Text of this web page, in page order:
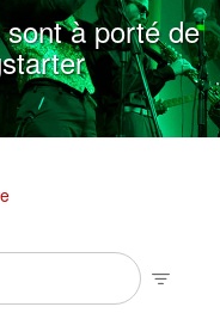
à porté de